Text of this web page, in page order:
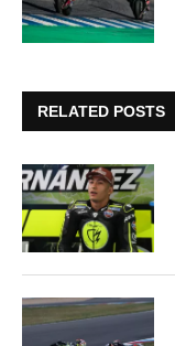
RELATED POSTS